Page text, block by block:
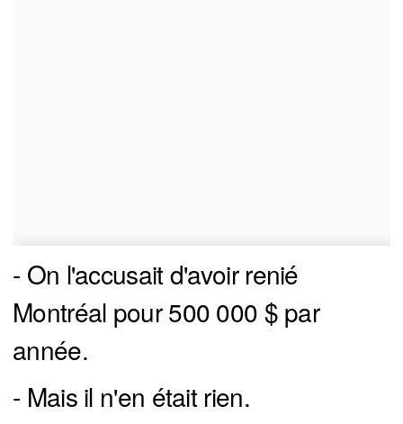
- On l'accusait d'avoir renié
Montréal pour 500 000 $ par
année.
- Mais il n'en était rien.